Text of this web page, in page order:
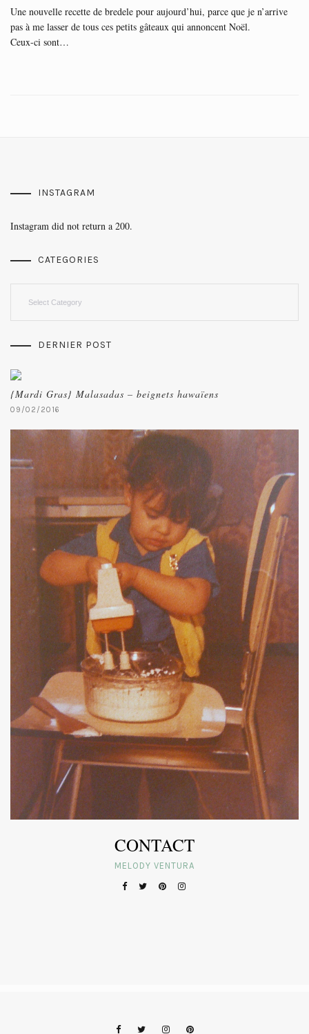
Une nouvelle recette de bredele pour aujourd’hui, parce que je n’arrive
pas à me lasser de tous ces petits gâteaux qui annoncent Noël.
Ceux-ci sont…
INSTAGRAM
Instagram did not return a 200.
CATEGORIES
DERNIER POST
{Mardi Gras} Malasadas – beignets hawaïens
09/02/2016
CONTACT
MELODY VENTURA